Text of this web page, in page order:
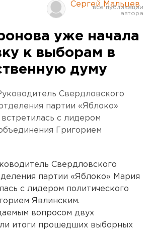
Сергей Мальцев
уже начала
к выборам в
думу
Свердловского
партии «Яблоко»
с лидером
Григорием
Свердловского
партии «Яблоко» Мария
с лидером политического
Явлинским.
вопросом двух
итоги прошедших выборных